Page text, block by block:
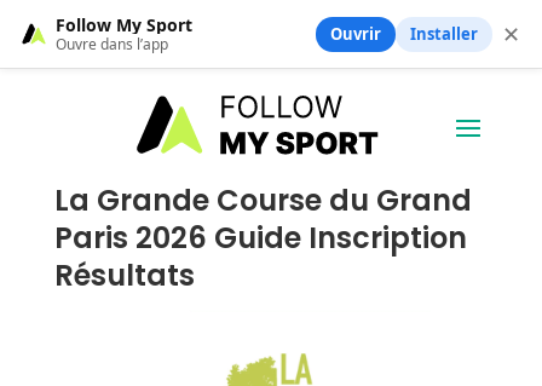
La Grande Course du Grand
Paris 2026 Guide Inscription
Résultats
Follow My Sport
Ouvre dans l’app Ouvrir Installer ✕